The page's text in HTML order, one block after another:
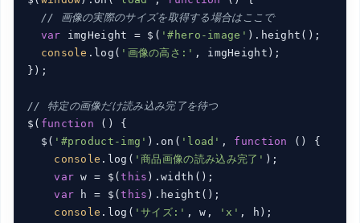
// 画像の実際のサイズを取得する場合はここで
var imgHeight = $( '#hero-image' ).height();
console .log( '画像の高さ:' , imgHeight);
});
// 特定の画像だけ読み込み完了を待つ
$( function ( ) {
  $(
'#product-img' ).on( 'load' , function ( ) {
console .log( '商品画像の読み込み完了' );
var w = $(this ).width();
var h = $(this ).height();
console .log( 'サイズ:' , w, 'x' , h);